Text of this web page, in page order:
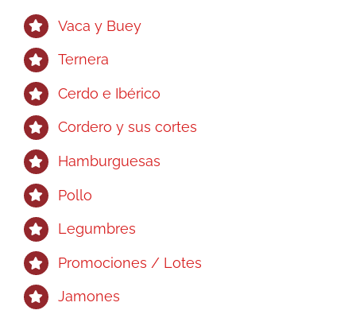
Vaca y Buey
Ternera
Cerdo e Ibérico
Cordero y sus cortes
Hamburguesas
Pollo
Legumbres
Promociones / Lotes
Jamones